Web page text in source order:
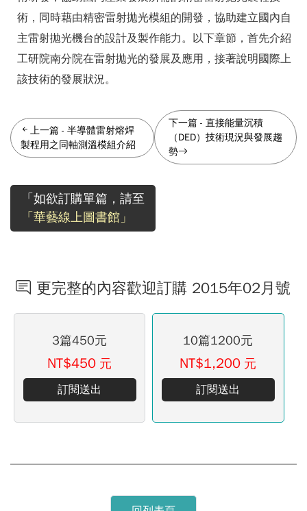
術，同時藉由精密雷射拋光模組的開發，協助建立國內自
主雷射拋光機台的設計及製作能力。以下章節，首先介紹
工研院南分院在雷射拋光的發展及應用，接著說明國際上
該技術的發展狀況。
上一篇 - 半導體雷射熔焊
製程用之同軸測溫模組介紹
下一篇- 直接能量沉積
（DED）技術現況與發展趨
勢
「如欲訂購單篇，請至
「華藝線上圖書館」
更完整的內容歡迎訂購 2015年02月號
3篇450元
NT$450 元
訂閱送出
10篇1200元
NT$1,200 元
訂閱送出